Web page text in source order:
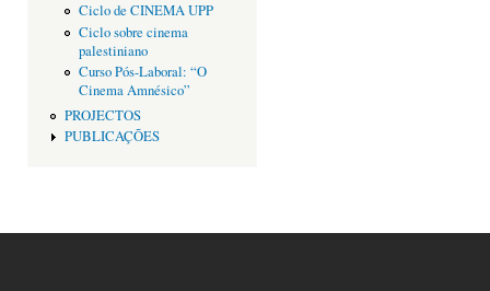
Ciclo de CINEMA UPP
Ciclo sobre cinema
palestiniano
Curso Pós-Laboral: “O
Cinema Amnésico”
PROJECTOS
PUBLICAÇÕES